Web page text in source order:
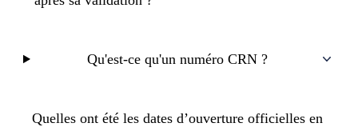
Qu'est-ce qu'un numéro CRN ?
Quelles ont été les dates d’ouverture officielles en